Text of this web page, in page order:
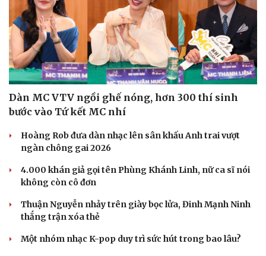
Dàn MC VTV ngồi ghế nóng, hơn 300 thí sinh
bước vào Tứ kết MC nhí
Hoàng Rob đưa dàn nhạc lên sân khấu Anh trai vượt
ngàn chông gai 2026
4.000 khán giả gọi tên Phùng Khánh Linh, nữ ca sĩ nói
không còn cô đơn
Thuận Nguyễn nhảy trên giày bọc lửa, Đinh Mạnh Ninh
thắng trận xóa thẻ
Một nhóm nhạc K-pop duy trì sức hút trong bao lâu?